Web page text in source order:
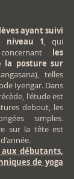
ayant suivi
niveau 1, qui
concernant les
la posture sur
telles
Iyengar. Dans
l'étude est
debout, les
simples.
sur la tête est
aux débutants,
de yoga